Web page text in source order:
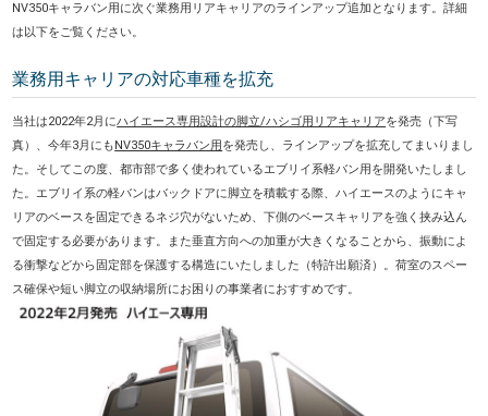
NV350キャラバン用に次ぐ業務用リアキャリアのラインアップ追加となります。詳細
は以下をご覧ください。
業務用キャリアの対応車種を拡充
当社は2022年2月にハイエース専用設計の脚立/ハシゴ用リアキャリアを発売（下写
真）、今年3月にも NV350キャラバン用 を発売し、ラインアップを拡充してまいりまし
た。そしてこの度、都市部で多く使われているエブリイ系軽バン用を開発いたしまし
た。エブリイ系の軽バンはバックドアに脚立を積載する際、ハイエースのようにキャ
リアのベースを固定できるネジ穴がないため、下側のベースキャリアを強く挟み込ん
で固定する必要があります。また垂直方向への加重が大きくなることから、振動によ
る衝撃などから固定部を保護する構造にいたしました（特許出願済）。荷室のスペー
ス確保や短い脚立の収納場所にお困りの事業者におすすめです。